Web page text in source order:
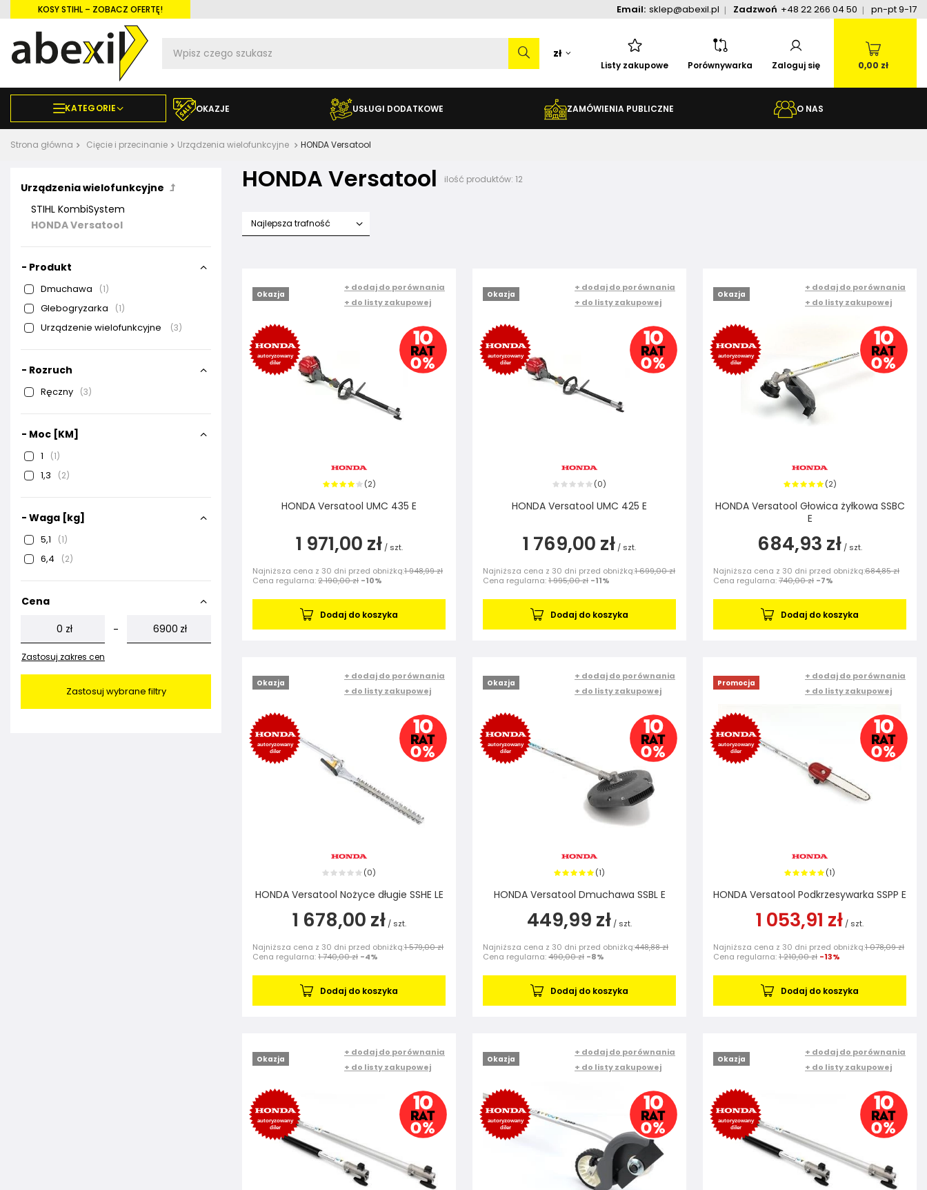
KOSY STIHL – ZOBACZ OFERTĘ! Email: sklep@abexil.pl Zadzwoń +48 22 266 04 50 pn-pt 9-17
zł
Listy zakupowe Porównywarka Zaloguj się 0,00 zł
KATEGORIE OKAZJE USŁUGI DODATKOWE ZAMÓWIENIA PUBLICZNE O NAS
Strona główna Cięcie i przecinanie Urządzenia wielofunkcyjne HONDA Versatool
Urządzenia wielofunkcyjne
STIHL KombiSystem
HONDA Versatool
- Produkt
Dmuchawa 1
Glebogryzarka 1
Urządzenie wielofunkcyjne 3
- Rozruch
Ręczny 3
- Moc [KM]
1 1
1,3 2
- Waga [kg]
5,1 1
6,4 2
Cena
zł
- zł
Zastosuj zakres cen
Zastosuj wybrane filtry
HONDA Versatool ilość produktów: 12
Najlepsza trafność
Okazja
+ dodaj do porównania
+ do listy zakupowej
(2)
HONDA Versatool UMC 435 E
1 971,00 zł / szt.
Najniższa cena z 30 dni przed obniżką:1 948,99 zł
Cena regularna:2 190,00 zł -10%
Dodaj do koszyka
Okazja
+ dodaj do porównania
+ do listy zakupowej
(0)
HONDA Versatool UMC 425 E
1 769,00 zł / szt.
Najniższa cena z 30 dni przed obniżką:1 699,00 zł
Cena regularna:1 995,00 zł -11%
Dodaj do koszyka
Okazja
+ dodaj do porównania
+ do listy zakupowej
(2)
HONDA Versatool Głowica żyłkowa SSBC
E
684,93 zł / szt.
Najniższa cena z 30 dni przed obniżką:684,85 zł
Cena regularna:740,00 zł -7%
Dodaj do koszyka
Okazja
+ dodaj do porównania
+ do listy zakupowej
(0)
HONDA Versatool Nożyce długie SSHE LE
1 678,00 zł / szt.
Najniższa cena z 30 dni przed obniżką:1 579,00 zł
Cena regularna:1 740,00 zł -4%
Dodaj do koszyka
Okazja
+ dodaj do porównania
+ do listy zakupowej
(1)
HONDA Versatool Dmuchawa SSBL E
449,99 zł / szt.
Najniższa cena z 30 dni przed obniżką:448,88 zł
Cena regularna:490,00 zł -8%
Dodaj do koszyka
Promocja
+ dodaj do porównania
+ do listy zakupowej
(1)
HONDA Versatool Podkrzesywarka SSPP E
1 053,91 zł / szt.
Najniższa cena z 30 dni przed obniżką:1 078,09 zł
Cena regularna:1 210,00 zł -13%
Dodaj do koszyka
Okazja
+ dodaj do porównania
+ do listy zakupowej
Okazja
+ dodaj do porównania
+ do listy zakupowej
Okazja
+ dodaj do porównania
+ do listy zakupowej